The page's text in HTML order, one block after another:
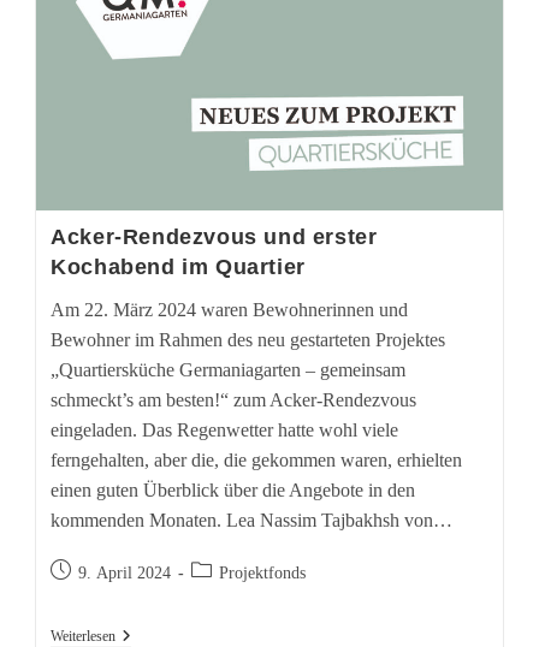
Acker-Rendezvous und erster
Kochabend im Quartier
Am 22. März 2024 waren Bewohnerinnen und
Bewohner im Rahmen des neu gestarteten Projektes
„Quartiersküche Germaniagarten – gemeinsam
schmeckt’s am besten!“ zum Acker-Rendezvous
eingeladen. Das Regenwetter hatte wohl viele
ferngehalten, aber die, die gekommen waren, erhielten
einen guten Überblick über die Angebote in den
kommenden Monaten. Lea Nassim Tajbakhsh von…
Beitrag9. April 2024
Beitrags-
Projektfonds
WeiterlesenAcker-